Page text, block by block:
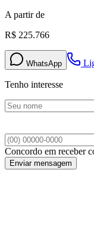
A partir de
R$ 225.766
WhatsApp
Tenho interesse
Concordo em receber
Enviar mensagem